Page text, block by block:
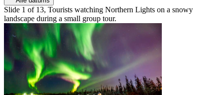
Slide 1 of 13, Tourists watching Northern Lights on a snowy
landscape during a small group tour.